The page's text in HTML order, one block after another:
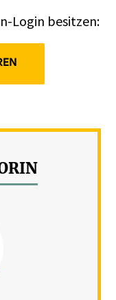
Login besitzen: